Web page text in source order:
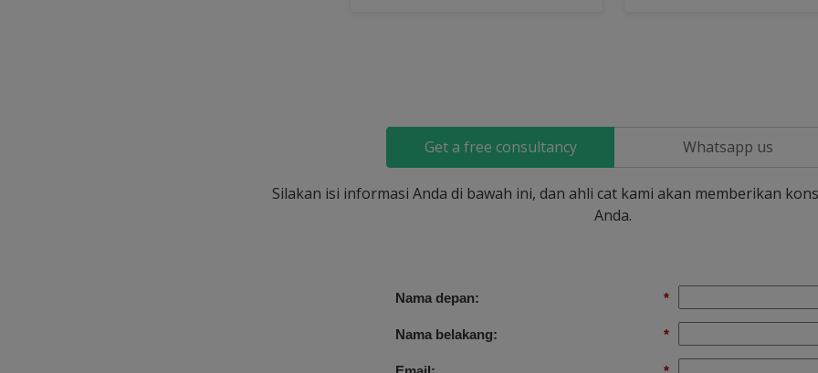
Get a free consultancy Whatsapp us
Silakan isi informasi Anda di bawah ini, dan ahli cat kami akan memberikan
Anda.